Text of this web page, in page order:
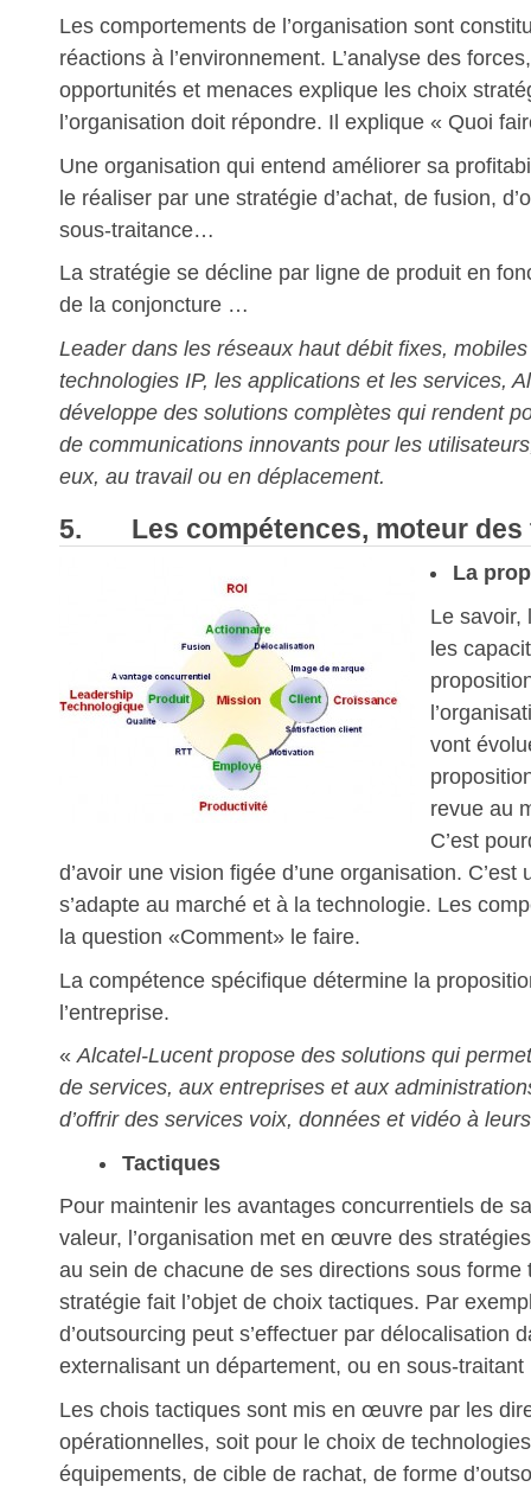
Les comportements de l’organisation sont
réactions à l’environnement. L’analyse des
opportunités et menaces explique les choix
l’organisation doit répondre. Il explique « Quoi
Une organisation qui entend améliorer sa
le réaliser par une stratégie d’achat, de fusion,
sous-traitance…
La stratégie se décline par ligne de produit en
de la conjoncture …
Leader dans les réseaux haut débit fixes,
technologies IP, les applications et les services,
développe des solutions complètes qui rendent
de communications innovants pour les
eux, au travail ou en déplacement.
5. Les compétences, moteur des
La
Le savoir,
les
vont
revue au
C’est
d’avoir une vision figée d’une organisation. C’est
s’adapte au marché et à la technologie. Les
la question «Comment» le faire.
La compétence spécifique détermine la
l’entreprise.
«Alcatel-Lucent propose des solutions qui
de services, aux entreprises et aux
d’offrir des services voix, données et vidéo à
Tactiques
Pour maintenir les avantages concurrentiels de
valeur, l’organisation met en œuvre des
au sein de chacune de ses directions sous forme
stratégie fait l’objet de choix tactiques. Par
d’outsourcing peut s’effectuer par délocalisation
externalisant un département, ou en sous-traitant
Les chois tactiques sont mis en œuvre par les
opérationnelles, soit pour le choix de
équipements, de cible de rachat, de forme